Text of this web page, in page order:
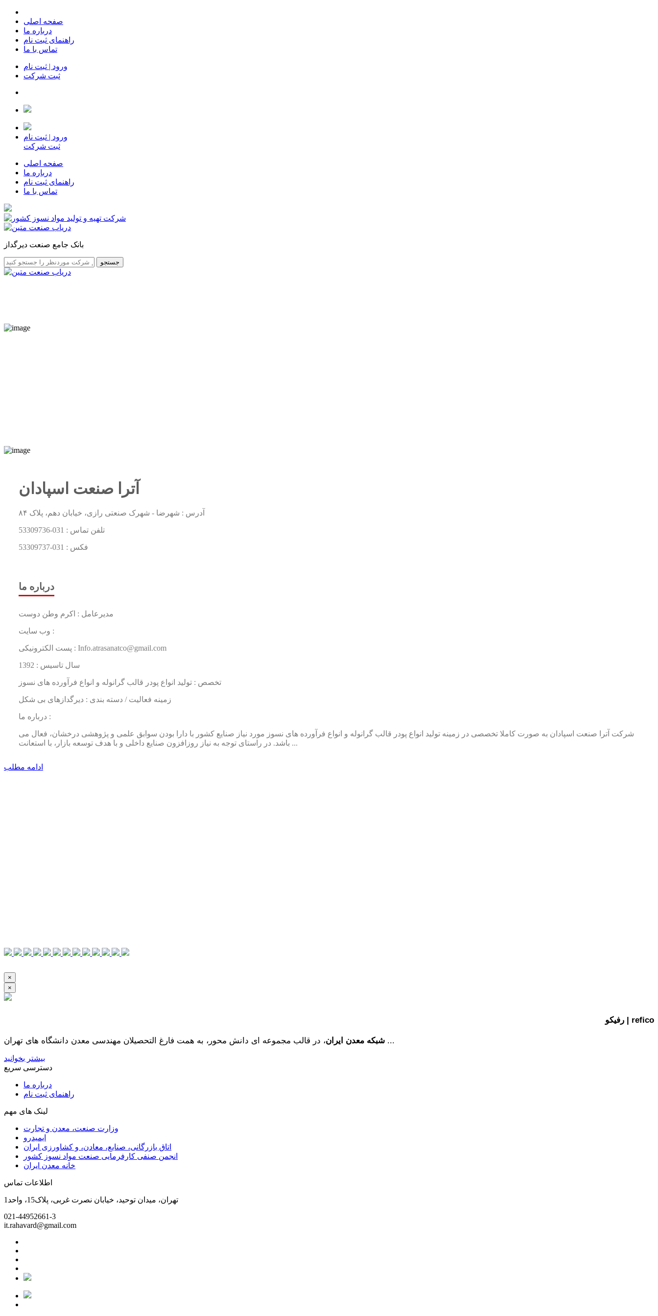
صفحه اصلی
درباره ما
راهنمای ثبت نام
تماس با ما
ورود | ثبت نام
ثبت شرکت
ورود | ثبت نام
ثبت شرکت
صفحه اصلی
درباره ما
راهنمای ثبت نام
تماس با ما
بانک جامع صنعت دیرگداز
جستجو
آترا صنعت اسپادان
آدرس : شهرضا - شهرک صنعتی رازی، خیابان دهم، پلاک ۸۴
تلفن تماس : 031-53309736
فکس : 031-53309737
درباره ما
مدیرعامل : اکرم وطن دوست
وب سایت :
پست الکترونیکی : Info.atrasanatco@gmail.com
سال تاسیس : 1392
تخصص : تولید انواع پودر قالب گرانوله و انواع فرآورده های نسوز
زمینه فعالیت / دسته بندی : دیرگدازهای بی شکل
درباره ما :
شرکت آترا صنعت اسپادان به صورت کاملا تخصصی در زمینه تولید انواع پودر قالب گرانوله و انواع فرآورده های نسوز مورد نیاز صنایع کشور با دارا بودن سوابق علمی و پژوهشی درخشان، فعال می
باشد. در راستای توجه به نیاز روزافزون صنایع داخلی و با هدف توسعه بازار، با استعانت ...
ادامه مطلب
×
×
رفیکو | refico
شبکه معدن ایران ، در قالب مجموعه ای دانش محور، به همت فارغ­ التحصیلان مهندسی معدن دانشگاه ­های تهران ...
بیشتر بخوانید
دسترسی سریع
درباره ما
راهنمای ثبت نام
لینک های مهم
وزارت صنعت، معدن و تجارت
ایمیدرو
اتاق بازرگانی، صنایع، معادن، و کشاورزی ایران
انجمن صنفی کارفرمایی صنعت مواد نسوز کشور
خانه معدن ایران
اطلاعات تماس
تهران، میدان توحید، خیابان نصرت غربی، پلاک15، واحد1
021-44952661-3
it.rahavard@gmail.com